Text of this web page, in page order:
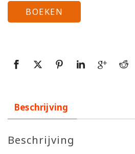
BOEKEN
Beschrijving
Beschrijving